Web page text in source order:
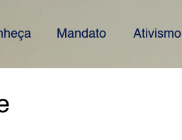
Mandato Ativismo